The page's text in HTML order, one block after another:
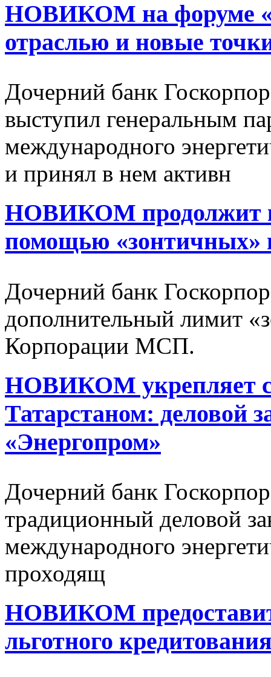
НОВИКОМ на форуме
отраслью и новые
Дочерний банк
выступил генеральным
международного
и принял в нем активн
НОВИКОМ продолжит
помощью «зонтичных»
Дочерний банк
дополнительный лимит
Корпорации МСП.
НОВИКОМ укрепляет
Татарстаном: деловой
«Энергопром»
Дочерний банк
традиционный деловой
международного
проходящ
НОВИКОМ
льготного